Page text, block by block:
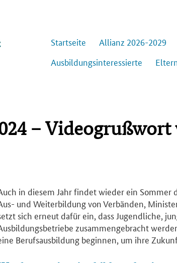
Start­sei­te Al­li­anz 2026-2029
Aus­bil­dungs­in­ter­es­sier­te
–
in diesem Jahr findet wieder ein Sommer
und Weiterbildung von Verbänden,
sich erneut dafür ein, dass Jugendliche,
zusammengebracht
Berufsausbildung beginnen, um ihre